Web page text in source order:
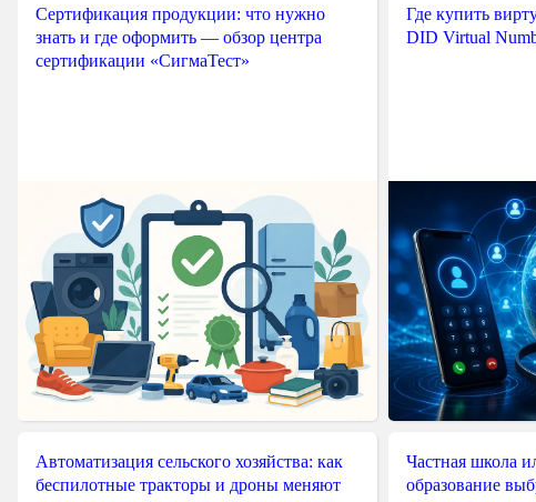
Сертификация продукции: что нужно
знать и где оформить — обзор центра
сертификации «СигмаТест»
Где купить
DID Virtual
Автоматизация сельского хозяйства: как
беспилотные тракторы и дроны меняют
Частная школа
образование